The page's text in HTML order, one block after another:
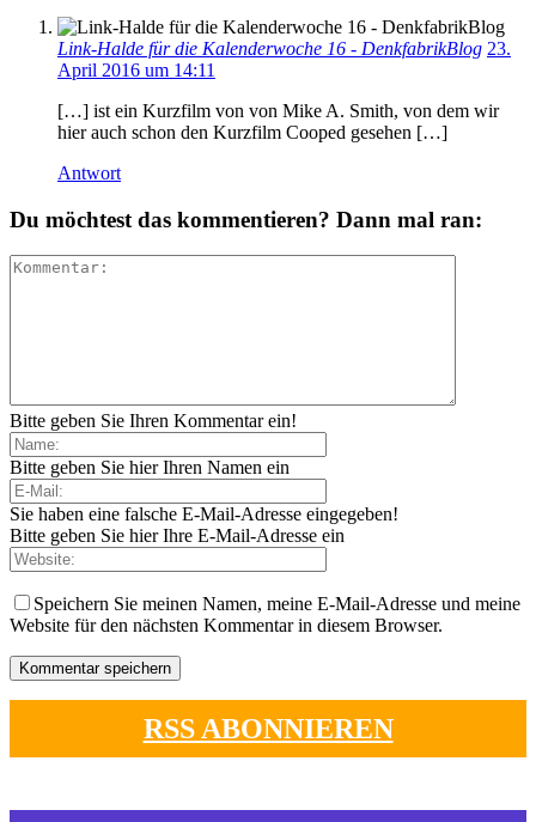
Link-Halde für die Kalenderwoche 16 - DenkfabrikBlog 23.
April 2016 um 14:11
[…] ist ein Kurzfilm von von Mike A. Smith, von dem wir
hier auch schon den Kurzfilm Cooped gesehen […]
Antwort
Du möchtest das kommentieren? Dann mal ran:
Bitte geben Sie Ihren Kommentar ein!
Bitte geben Sie hier Ihren Namen ein
Sie haben eine falsche E-Mail-Adresse eingegeben!
Bitte geben Sie hier Ihre E-Mail-Adresse ein
Speichern Sie meinen Namen, meine E-Mail-Adresse und meine
Website für den nächsten Kommentar in diesem Browser.
RSS ABONNIEREN